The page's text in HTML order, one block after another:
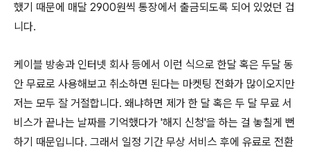
했기 때문에 매달 2900원씩 통장에서 출금되도록 되어 있었던 겁
니다.
케이블 방송과 인터넷 회사 등에서 이런 식으로 한달 혹은 두달 동
안 무료로 사용해보고 취소하면 된다는 마켓팅 전화가 많이오지만
저는 모두 잘 거절합니다. 왜냐하면 제가 한 달 혹은 두 달 무료 서
비스가 끝나는 날짜를 기억했다가 '해지 신청'을 하는 걸 놓칠게 뻔
하기 때문입니다. 그래서 일정 기간 무상 서비스 후에 유료로 전환